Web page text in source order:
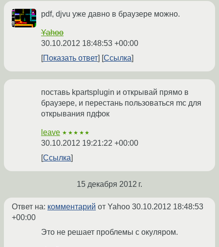
pdf, djvu уже давно в браузере можно.
Yahoo
30.10.2012 18:48:53 +00:00
Показать ответ
Ссылка
поставь kpartsplugin и открывай прямо в
браузере, и перестань пользоваться mc для
открывания пдфок
leave ★★★★★
30.10.2012 19:21:22 +00:00
Ссылка
15 декабря 2012 г.
Ответ на: комментарий от Yahoo 30.10.2012 18:48:53
+00:00
Это не решает проблемы с окуляром.